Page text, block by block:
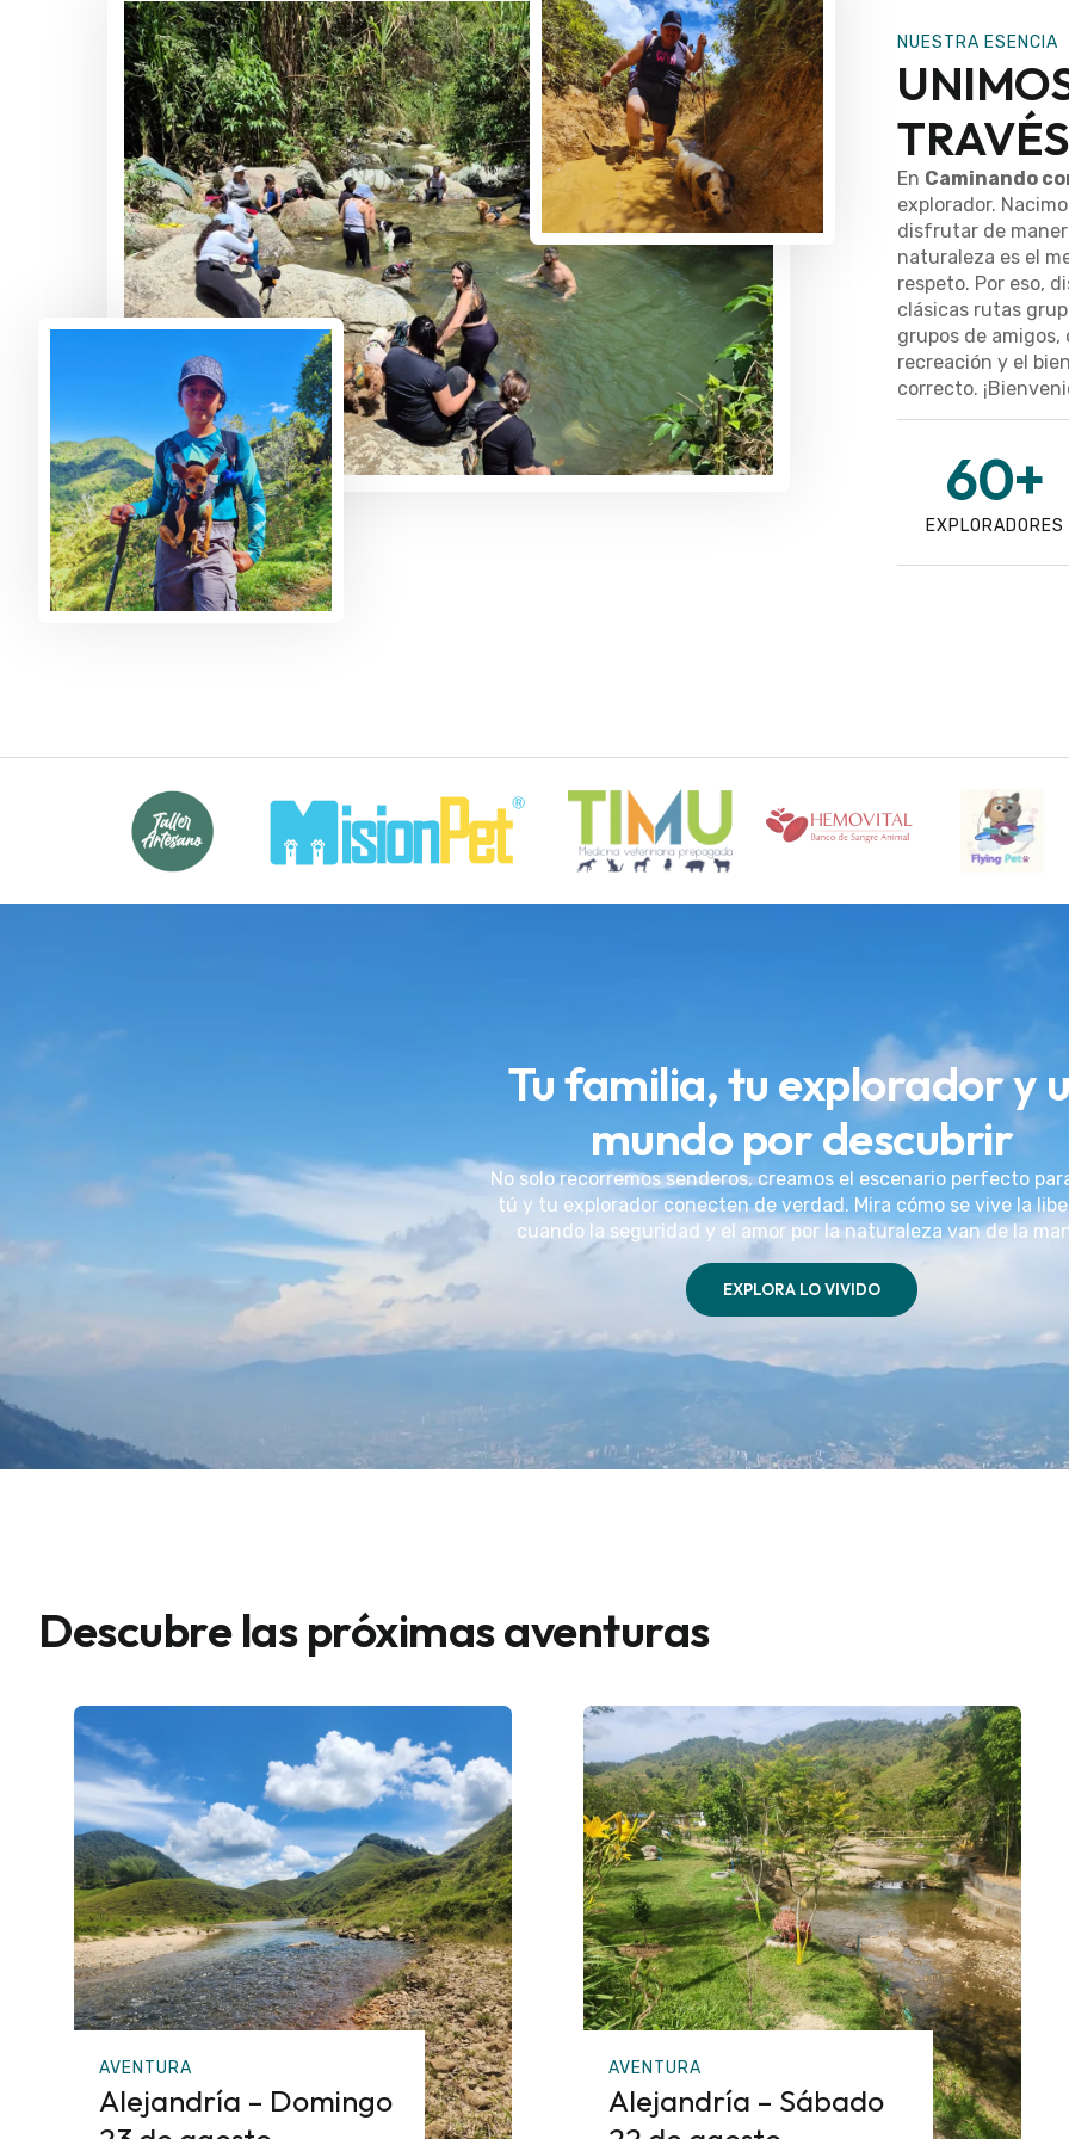
NUESTRA ESENCIA
En Caminando
explorador.
disfrutar de
naturaleza es el
respeto. Por eso,
clásicas rutas
grupos de amigos,
recreación y el
correcto.
EXPLORADORES
60+
Tu familia, tu explorador y
mundo por descubrir
No solo recorremos senderos, creamos el escenario perfecto
tú y tu explorador conecten de verdad. Mira cómo se vive la
cuando la seguridad y el amor por la naturaleza van de la
EXPLORA LO VIVIDO
Descubre las próximas aventuras
AVENTURA
Alejandría – Domingo
AVENTURA
Alejandría – Sábado